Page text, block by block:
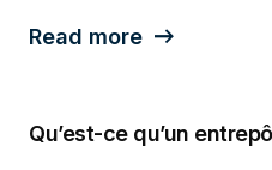
Read more
Qu’est-ce qu’un